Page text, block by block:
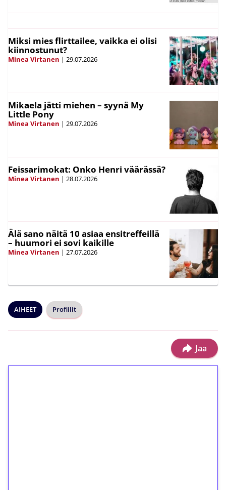
Miksi mies flirttailee, vaikka ei olisi
kiinnostunut?
Minea Virtanen | 29.07.2026
Mikaela jätti miehen – syynä My
Little Pony
Minea Virtanen | 29.07.2026
Feissarimokat: Onko Henri väärässä?
Minea Virtanen | 28.07.2026
Älä sano näitä 10 asiaa ensitreffeillä
– huumori ei sovi kaikille
Minea Virtanen | 27.07.2026
AIHEET Profiilit
Jaa